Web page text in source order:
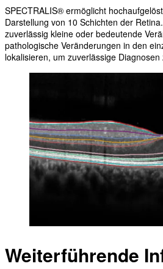
SPECTRALIS® ermöglicht
Darstellung von 10 Schichten der
zuverlässig kleine oder bedeutende
pathologische Veränderungen in den
lokalisieren, um zuverlässige Diagnosen
Weiterführende